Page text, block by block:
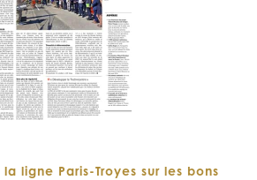
ligne Paris-Troyes sur les bons